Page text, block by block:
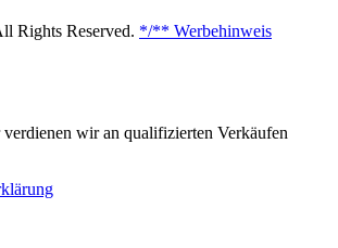
Rights Reserved. */** Werbehinweis
wir an qualifizierten Verkäufen